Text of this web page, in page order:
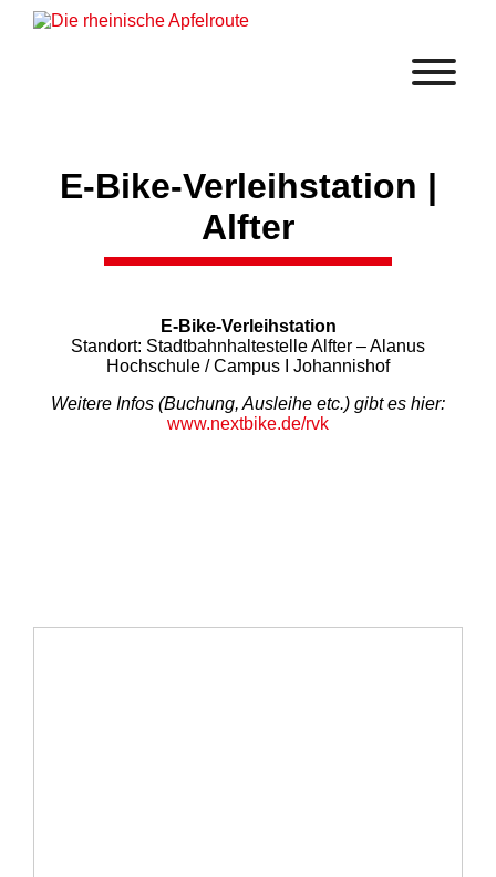
E-Bike-Verleihstation |
Alfter
E-Bike-Verleihstation
Standort: Stadtbahnhaltestelle Alfter – Alanus
Hochschule / Campus I Johannishof
Weitere Infos (Buchung, Ausleihe etc.) gibt es hier:
www.nextbike.de/rvk